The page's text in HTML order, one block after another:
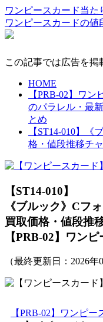
ワンピースカード当た
ワンピースカードの値
この記事では広告を掲
HOME
【PRB-02】ワ
のパラレル・最
とめ
【ST14-010】《
格・値段推移チ
【ST14-010】
《ブルック》Cフ
買取価格・値段推
【PRB-02】ワン
（最終更新日： 2026年
【PRB-02】ワンピ